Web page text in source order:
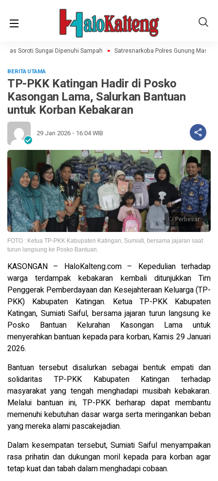
Mas Soroti Sungai Dipenuhi Sampah Satresnarkoba Polres Gunung Mas
BERITA UTAMA
TP-PKK Katingan Hadir di Posko
Kasongan Lama, Salurkan Bantuan
untuk Korban Kebakaran
29 Jan 2026 - 16:04 WIB
Perbesar
FOTO : Ketua TP-PKK Kabupaten Katingan, Sumiati, bersama jajaran saat
turun langsung ke Posko Bantuan.
KASONGAN – HaloKalteng.com – Kepedulian terhadap
warga terdampak kebakaran kembali ditunjukkan Tim
Penggerak Pemberdayaan dan Kesejahteraan Keluarga (TP-
PKK) Kabupaten Katingan. Ketua TP-PKK Kabupaten
Katingan, Sumiati Saiful, bersama jajaran turun langsung ke
Posko Bantuan Kelurahan Kasongan Lama untuk
menyerahkan bantuan kepada para korban, Kamis 29 Januari
2026.
Bantuan tersebut disalurkan sebagai bentuk empati dan
solidaritas TP-PKK Kabupaten Katingan terhadap
masyarakat yang tengah menghadapi musibah kebakaran.
Melalui bantuan ini, TP-PKK berharap dapat membantu
memenuhi kebutuhan dasar warga serta meringankan beban
yang mereka alami pascakejadian.
Dalam kesempatan tersebut, Sumiati Saiful menyampaikan
rasa prihatin dan dukungan moril kepada para korban agar
tetap kuat dan tabah dalam menghadapi cobaan.